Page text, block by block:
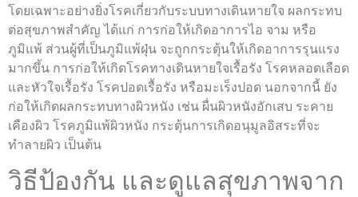
โดยเฉพาะอย่างยิ่งโรคเกี่ยวกับระบบทางเดินหายใจ ผลกระทบ
ต่อสุขภาพสำคัญ ได้แก่ การก่อให้เกิดอาการไอ จาม หรือ
ภูมิแพ้ ส่วนผู้ที่เป็นภูมิแพ้ฝุ่น จะถูกกระตุ้นให้เกิดอาการรุนแรง
มากขึ้น การก่อให้เกิดโรคทางเดินหายใจเรื้อรัง โรคหลอดเลือด
และหัวใจเรื้อรัง โรคปอดเรื้อรัง หรือมะเร็งปอด นอกจากนี้ ยัง
ก่อให้เกิดผลกระทบทางผิวหนัง เช่น ผื่นผิวหนังอักเสบ ระคาย
เคืองผิว โรคภูมิแพ้ผิวหนัง กระตุ้นการเกิดอนุมูลอิสระที่จะ
ทำลายผิว เป็นต้น
วิธีป้องกัน และดูแลสุขภาพจาก